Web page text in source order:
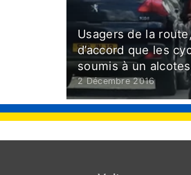
Usagers de la
d’accord que les
soumis à un
2 Décembre 2016